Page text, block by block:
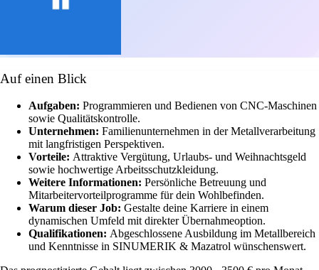
Auf einen Blick
Aufgaben: Programmieren und Bedienen von CNC-Maschinen
sowie Qualitätskontrolle.
Unternehmen: Familienunternehmen in der Metallverarbeitung
mit langfristigen Perspektiven.
Vorteile: Attraktive Vergütung, Urlaubs- und Weihnachtsgeld
sowie hochwertige Arbeitsschutzkleidung.
Weitere Informationen: Persönliche Betreuung und
Mitarbeitervorteilprogramme für dein Wohlbefinden.
Warum dieser Job: Gestalte deine Karriere in einem
dynamischen Umfeld mit direkter Übernahmeoption.
Qualifikationen: Abgeschlossene Ausbildung im Metallbereich
und Kenntnisse in SINUMERIK & Mazatrol wünschenswert.